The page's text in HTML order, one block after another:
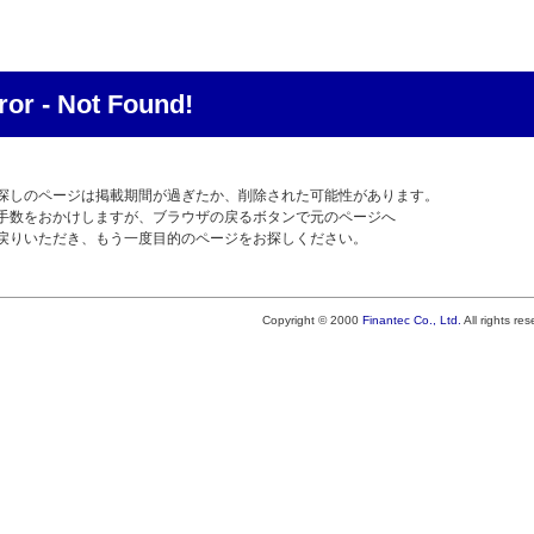
- Not Found!
しのページは掲載期間が過ぎたか、削除された可能性があります。
数をおかけしますが、ブラウザの戻るボタンで元のページへ
りいただき、もう一度目的のページをお探しください。
Copyright © 2000 Finantec Co., Ltd. All rights